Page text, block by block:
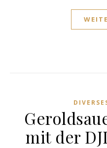
mit der